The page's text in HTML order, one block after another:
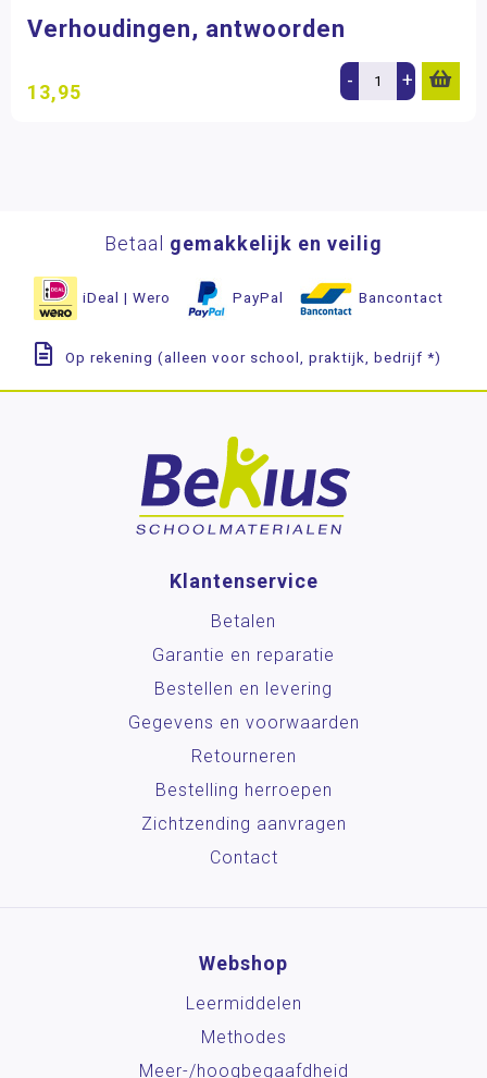
Verhoudingen, antwoorden
13,95 - +
Betaal gemakkelijk en veilig
iDeal | Wero PayPal Bancontact
Op rekening (alleen voor school, praktijk, bedrijf *)
Klantenservice
Betalen
Garantie en reparatie
Bestellen en levering
Gegevens en voorwaarden
Retourneren
Bestelling herroepen
Zichtzending aanvragen
Contact
Webshop
Leermiddelen
Methodes
Meer-/hoog­begaafdheid